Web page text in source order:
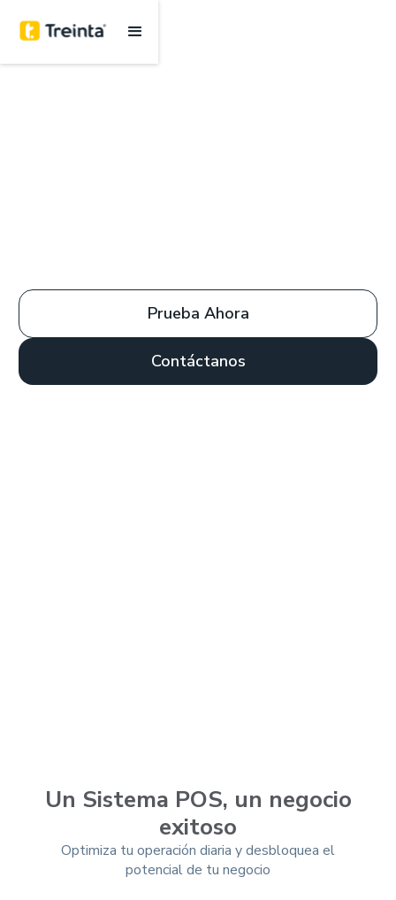
Prueba Ahora
Contáctanos
Un Sistema POS, un negocio
exitoso
Optimiza tu operación diaria y desbloquea el
potencial de tu negocio